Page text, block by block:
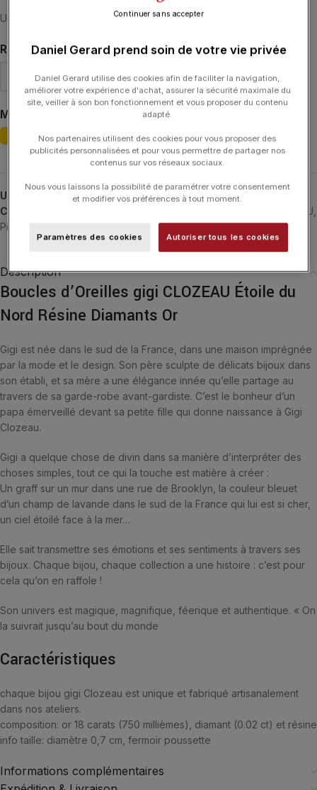
Un guide merveilleux qui brille discrètement
RÉSINE
MATIÈRE
UGS :
Catégories :
GIGI CLOZEAU
Pirate
Description
Boucles d’Oreilles gigi CLOZEAU Étoile du
Nord Résine Diamants Or
Gigi est née dans le sud de la France, dans une maison imprégnée
par la mode et le design. Son père sculpte de délicats bijoux dans
son établi, et sa mère a une élégance innée qu’elle partage au
travers de sa garde-robe avant-gardiste. C’est le bonheur d’un
papa émerveillé devant sa petite fille qui donne naissance à Gigi
Clozeau.
Gigi a quelque chose de divin dans sa manière d’interpréter des
choses simples, tout ce qui la touche est matière à créer :
Un graff sur un mur dans une rue de Brooklyn, la couleur bleuet
d’un champ de lavande dans le sud de la France qui lui est si cher,
un ciel étoilé face à la mer…
Elle sait transmettre ses émotions et ses sentiments à travers ses
bijoux. Chaque bijou, chaque collection a une histoire : c’est pour
cela qu’on en raffole !
Son univers est magique, magnifique, féerique et authentique. « On
la suivrait jusqu’au bout du monde
Caractéristiques
chaque bijou gigi Clozeau est unique et fabriqué artisanalement
dans nos ateliers.
composition: or 18 carats (750 millièmes), diamant (0.02 ct) et résine
info taille: diamètre 0,7 cm, fermoir poussette
Informations complémentaires
Daniel Gerard prend soin de votre vie privée
Daniel Gerard utilise des cookies afin de faciliter la navigation,
améliorer votre expérience d'achat, assurer la sécurité maximale du
site, veiller à son bon fonctionnement et vous proposer du contenu
adapté.
Nos partenaires utilisent des cookies pour vous proposer des
publicités personnalisées et pour vous permettre de partager nos
contenus sur vos réseaux sociaux.
Nous vous laissons la possibilité de paramétrer votre consentement
et modifier vos préférences à tout moment.
Paramètres des cookies Autoriser tous les cookies
Continuer sans accepter